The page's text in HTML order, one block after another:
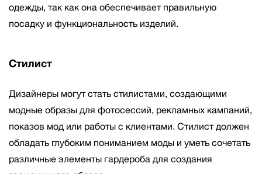
одежды, так как она обеспечивает правильную
посадку и функциональность изделий.
Стилист
Дизайнеры могут стать стилистами, создающими
модные образы для фотосессий, рекламных кампаний,
показов мод или работы с клиентами. Стилист должен
обладать глубоким пониманием моды и уметь сочетать
различные элементы гардероба для создания